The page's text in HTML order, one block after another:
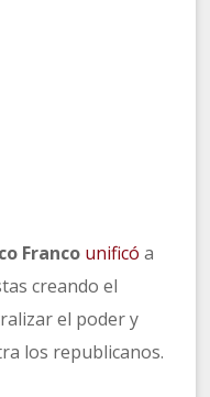
Franco unificó a
creando el
el poder y
los republicanos.